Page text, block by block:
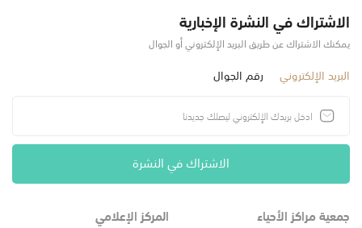
الاشتراك في النشرة الإخبارية
يمكنك الاشتراك عن طريق البريد الإلكتروني أو الجوال
البريد الإلكتروني رقم الجوال
الاشتراك في النشرة
جمعية مراكز الأحياء المركز الإعلامي